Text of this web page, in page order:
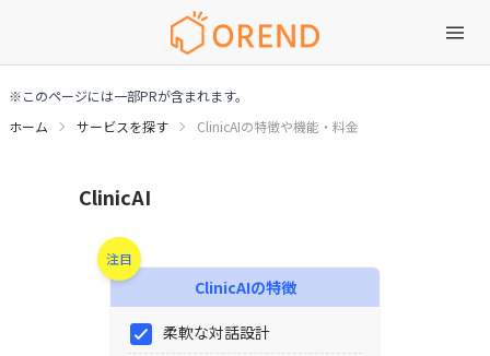
※このページには一部PRが含まれます。
ホーム
サービスを探す ClinicAIの特徴や機能・料金
ClinicAI
注目
ClinicAIの特徴
柔軟な対話設計